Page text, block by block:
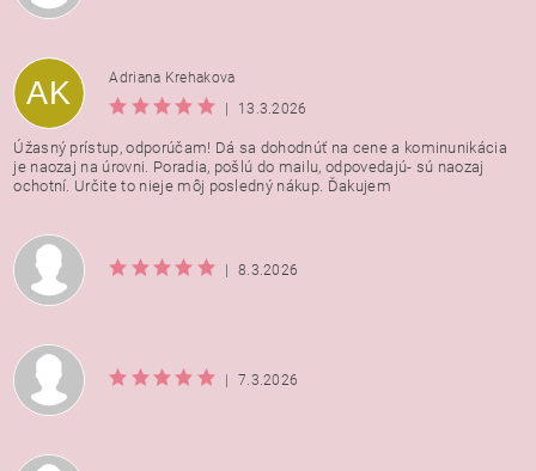
AK
Adriana Krehakova
13.3.2026
Úžasný prístup, odporúčam! Dá sa dohodnúť na cene a kominunikácia
je naozaj na úrovni. Poradia, pošlú do mailu, odpovedajú- sú naozaj
ochotní. Určite to nieje môj posledný nákup. Ďakujem
8.3.2026
7.3.2026